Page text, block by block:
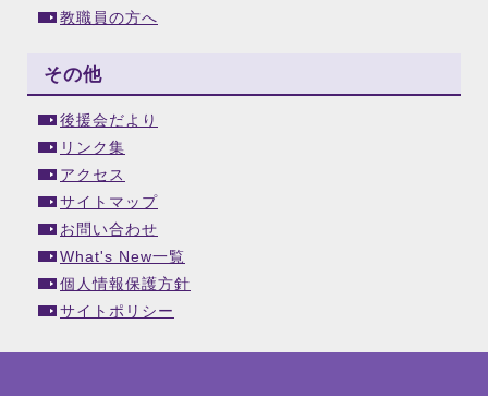
教職員の方へ
その他
後援会だより
リンク集
アクセス
サイトマップ
お問い合わせ
What's New一覧
個人情報保護方針
サイトポリシー